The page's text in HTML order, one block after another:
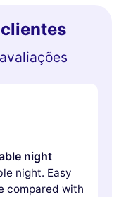
night
night. Easy
compared with